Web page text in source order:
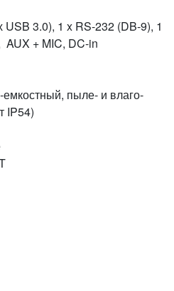
3.0), 1 x RS-232 (DB-9), 1
AUX + MIC, DC-in
пыле- и влаго-
IP54)